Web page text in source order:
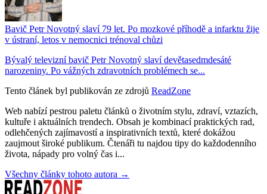
Bavič Petr Novotný slaví 79 let. Po mozkové příhodě a infarktu žije
v ústraní, letos v nemocnici trénoval chůzi
Bývalý televizní bavič Petr Novotný slaví devětasedmdesáté
narozeniny. Po vážných zdravotních problémech se...
Tento článek byl publikován ze zdrojů ReadZone
Web nabízí pestrou paletu článků o životním stylu, zdraví, vztazích,
kultuře i aktuálních trendech. Obsah je kombinací praktických rad,
odlehčených zajímavostí a inspirativních textů, které dokážou
zaujmout široké publikum. Čtenáři tu najdou tipy do každodenního
života, nápady pro volný čas i...
Všechny články tohoto autora →